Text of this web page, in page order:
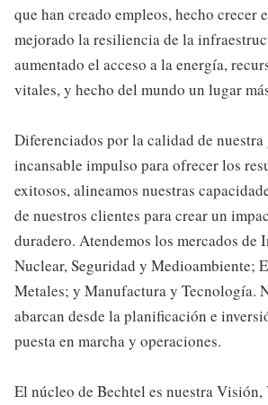
que han creado empleos, hecho crecer
mejorado la resiliencia de la
aumentado el acceso a la energía,
vitales, y hecho del mundo un lugar
Diferenciados por la calidad de nuestra
incansable impulso para ofrecer los
exitosos, alineamos nuestras
de nuestros clientes para crear un
duradero. Atendemos los mercados de
Nuclear, Seguridad y Medioambiente;
Metales; y Manufactura y Tecnología.
abarcan desde la planificación e
puesta en marcha y operaciones.
El núcleo de Bechtel es nuestra Visión,